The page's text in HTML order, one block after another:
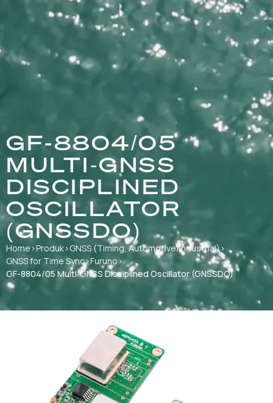
GF-8804/05
MULTI‑GNSS
DISCIPLINED
OSCILLATOR
(GNSSDO)
Home ›Produk›GNSS (Timing, Automotive/Industrial)›
GNSS for Time Sync›Furuno ›
GF-8804/05 Multi‑GNSS Disciplined Oscillator (GNSSDO)